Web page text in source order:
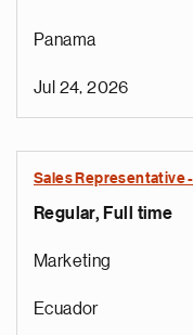
Panama
Jul 24, 2026
Sales Representative
Regular, Full time
Marketing
Ecuador